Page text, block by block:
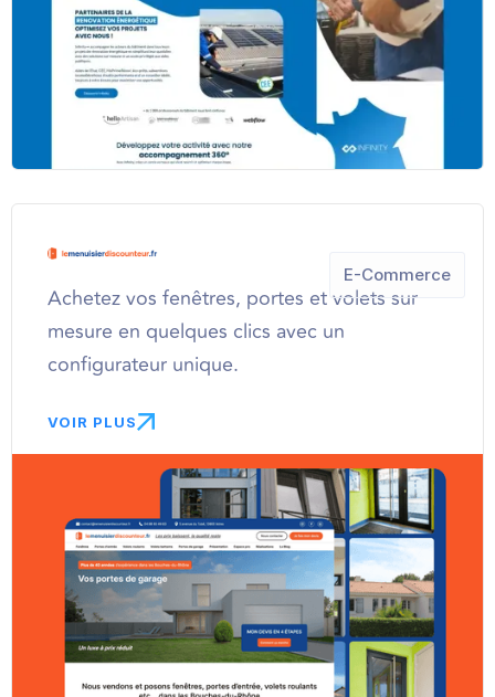
Achetez vos fenêtres, portes et volets sur
mesure en quelques clics avec un
configurateur unique.
VOIR PLUS
E-Commerce